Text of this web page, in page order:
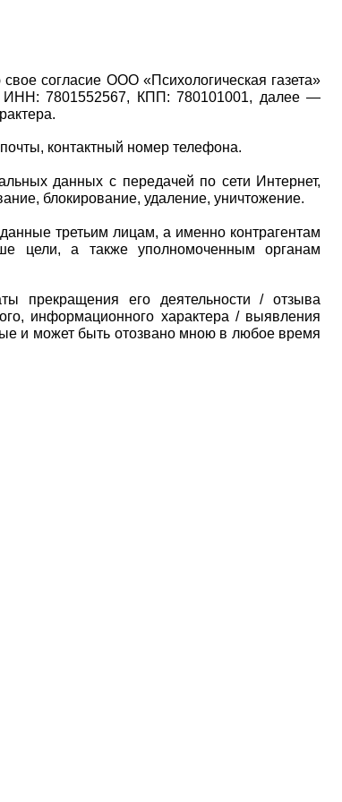
согласие ООО «Психологическая газета»
ИНН: 7801552567, КПП: 780101001, далее —
контактный номер телефона.
данных с передачей по сети Интернет,
блокирование, удаление, уничтожение.
третьим лицам, а именно контрагентам
цели, а также уполномоченным органам
прекращения его деятельности / отзыва
информационного характера / выявления
и может быть отозвано мною в любое время